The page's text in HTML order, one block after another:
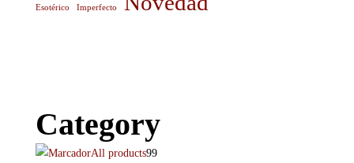
Esotérico Imperfecto
Category
All products99